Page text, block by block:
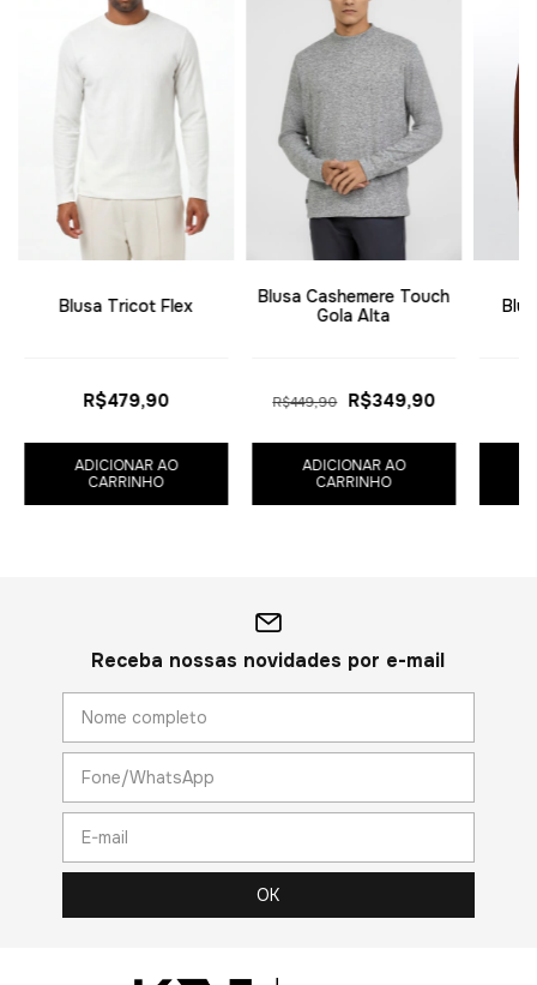
Blusa Tricot Flex
R$479,90
ADICIONAR AO
CARRINHO
Blusa Cashemere Touch
Gola Alta
R$449,90 R$349,90
ADICIONAR AO
CARRINHO
Receba nossas novidades por e-mail